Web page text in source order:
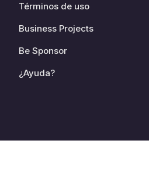
Términos de uso
Business Projects
Be Sponsor
¿Ayuda?